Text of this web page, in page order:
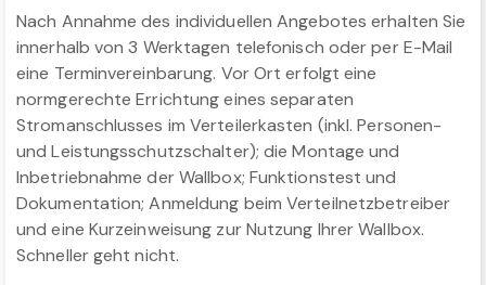
Nach Annahme des individuellen Angebotes erhalten Sie
innerhalb von 3 Werktagen telefonisch oder per E-Mail
eine Terminvereinbarung. Vor Ort erfolgt eine
normgerechte Errichtung eines separaten
Stromanschlusses im Verteilerkasten (inkl. Personen-
und Leistungsschutzschalter); die Montage und
Inbetriebnahme der Wallbox; Funktionstest und
Dokumentation; Anmeldung beim Verteilnetzbetreiber
und eine Kurzeinweisung zur Nutzung Ihrer Wallbox.
Schneller geht nicht.